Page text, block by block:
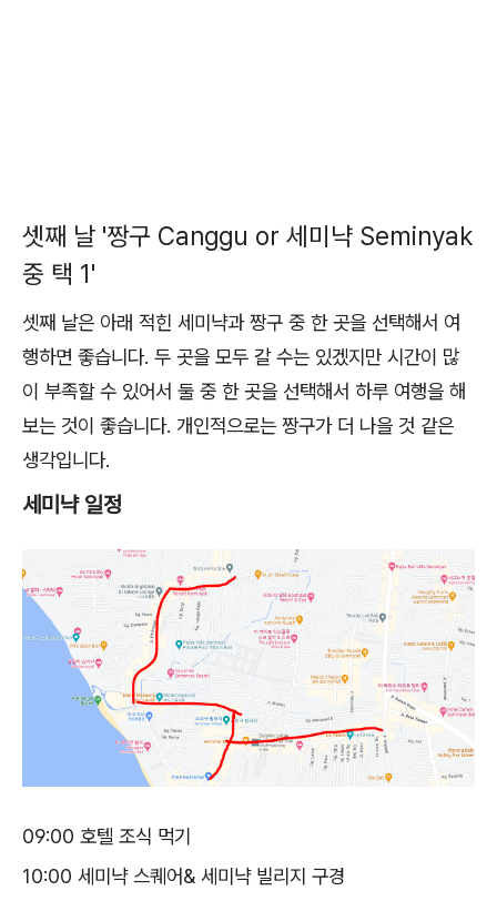
셋째 날 '짱구 Canggu or 세미냑 Seminyak
중 택 1'
셋째 날은 아래 적힌 세미냑과 짱구 중 한 곳을 선택해서 여
행하면 좋습니다. 두 곳을 모두 갈 수는 있겠지만 시간이 많
이 부족할 수 있어서 둘 중 한 곳을 선택해서 하루 여행을 해
보는 것이 좋습니다. 개인적으로는 짱구가 더 나을 것 같은
생각입니다.
세미냑 일정
09:00 호텔 조식 먹기
10:00 세미냑 스퀘어& 세미냑 빌리지 구경